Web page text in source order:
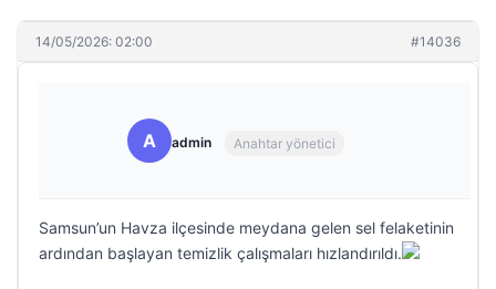
14/05/2026: 02:00 #14036
A admin Anahtar yönetici
Samsun’un Havza ilçesinde meydana gelen sel felaketinin
ardından başlayan temizlik çalışmaları hızlandırıldı.